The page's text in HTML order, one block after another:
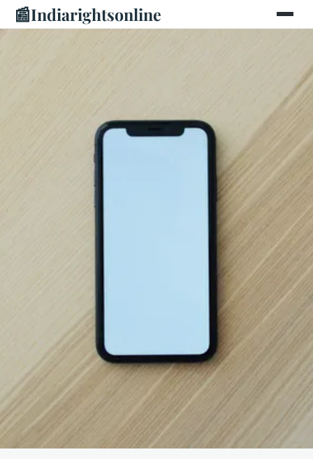
📰Indiarightsonline